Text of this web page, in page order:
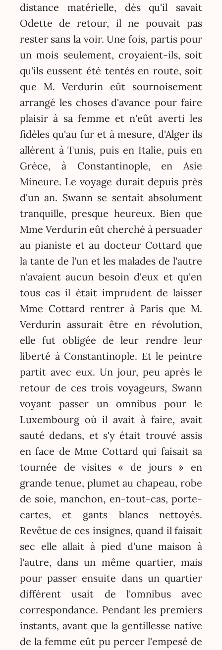
distance matérielle, dès qu'il savait
Odette de retour, il ne pouvait pas
rester sans la voir. Une fois, partis pour
un mois seulement, croyaient-ils, soit
qu'ils eussent été tentés en route, soit
que M. Verdurin eût sournoisement
arrangé les choses d'avance pour faire
plaisir à sa femme et n'eût averti les
fidèles qu'au fur et à mesure, d'Alger ils
allèrent à Tunis, puis en Italie, puis en
Grèce, à Constantinople, en Asie
Mineure. Le voyage durait depuis près
d'un an. Swann se sentait absolument
tranquille, presque heureux. Bien que
Mme Verdurin eût cherché à persuader
au pianiste et au docteur Cottard que
la tante de l'un et les malades de l'autre
n'avaient aucun besoin d'eux et qu'en
tous cas il était imprudent de laisser
Mme Cottard rentrer à Paris que M.
Verdurin assurait être en révolution,
elle fut obligée de leur rendre leur
liberté à Constantinople. Et le peintre
partit avec eux. Un jour, peu après le
retour de ces trois voyageurs, Swann
voyant passer un omnibus pour le
Luxembourg où il avait à faire, avait
sauté dedans, et s'y était trouvé assis
en face de Mme Cottard qui faisait sa
tournée de visites « de jours » en
grande tenue, plumet au chapeau, robe
de soie, manchon, en-tout-cas, porte-
cartes, et gants blancs nettoyés.
Revêtue de ces insignes, quand il faisait
sec elle allait à pied d'une maison à
l'autre, dans un même quartier, mais
pour passer ensuite dans un quartier
différent usait de l'omnibus avec
correspondance. Pendant les premiers
instants, avant que la gentillesse native
de la femme eût pu percer l'empesé de